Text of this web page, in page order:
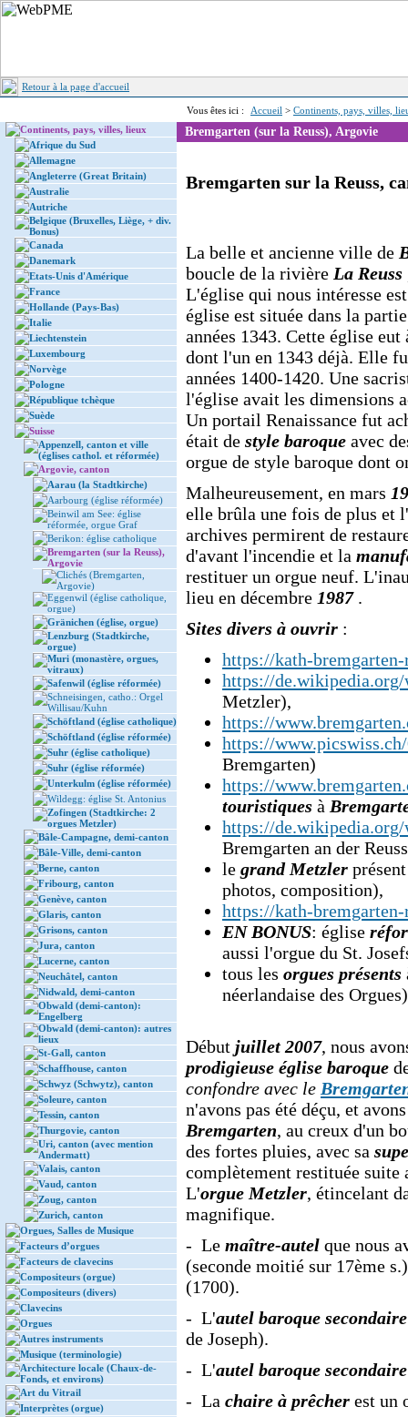
Retour à la page d'accueil
Vous êtes ici : Accueil > Continents, pays, villes,
Continents, pays, villes, lieux
Afrique du Sud
Allemagne
Angleterre (Great Britain)
Australie
Autriche
Belgique (Bruxelles, Liège, + div.
Bonus)
Canada
Danemark
Etats-Unis d'Amérique
France
Hollande (Pays-Bas)
Italie
Liechtenstein
Luxembourg
Norvège
Pologne
République tchèque
Suède
Suisse
Appenzell, canton et ville
(églises cathol. et réformée)
Argovie, canton
Aarau (la Stadtkirche)
Aarbourg (église réformée)
Beinwil am See: église
réformée, orgue Graf
Berikon: église catholique
Bremgarten (sur la Reuss),
Argovie
Clichés (Bremgarten,
Argovie)
Eggenwil (église catholique,
orgue)
Gränichen (église, orgue)
Lenzburg (Stadtkirche,
orgue)
Muri (monastère, orgues,
vitraux)
Safenwil (église réformée)
Schneisingen, catho.: Orgel
Willisau/Kuhn
Schöftland (église catholique)
Schöftland (église réformée)
Suhr (église catholique)
Suhr (église réformée)
Unterkulm (église réformée)
Wildegg: église St. Antonius
Zofingen (Stadtkirche: 2
orgues Metzler)
Bâle-Campagne, demi-canton
Bâle-Ville, demi-canton
Berne, canton
Fribourg, canton
Genève, canton
Glaris, canton
Grisons, canton
Jura, canton
Lucerne, canton
Neuchâtel, canton
Nidwald, demi-canton
Obwald (demi-canton):
Engelberg
Obwald (demi-canton): autres
lieux
St-Gall, canton
Schaffhouse, canton
Schwyz (Schwytz), canton
Soleure, canton
Tessin, canton
Thurgovie, canton
Uri, canton (avec mention
Andermatt)
Valais, canton
Vaud, canton
Zoug, canton
Zurich, canton
Orgues, Salles de Musique
Facteurs d’orgues
Facteurs de clavecins
Compositeurs (orgue)
Compositeurs (divers)
Clavecins
Orgues
Autres instruments
Musique (terminologie)
Architecture locale (Chaux-de-
Fonds, et environs)
Art du Vitrail
Interprètes (orgue)
Bremgarten (sur la Reuss), Argovie
Bremgarten sur la Reuss,
La belle et ancienne ville de
boucle de la rivière La Reuss
L'église qui nous intéresse
église est située dans la
années 1343. Cette église
dont l'un en 1343 déjà. Elle
années 1400-1420. Une
l'église avait les dimensions
Un portail Renaissance fut
était de style baroque avec
orgue de style baroque dont
Malheureusement, en mars
elle brûla une fois de plus et
archives permirent de
d'avant l'incendie et la
restituer un orgue neuf.
lieu en décembre 1987 .
Sites divers à ouvrir :
https://kath-bremgarten-
https://
Metzler),
https://
https://
Bremgarten)
https://
touristiques à
https://
Bremgarten an der
le grand Metzler
photos, composition),
https://kath-bremgarten-
EN BONUS: église
aussi l'orgue du St.
tous les orgues présents
néerlandaise des
Début juillet 2007, nous
prodigieuse église baroque
confondre avec le
n'avons pas été déçu, et
Bremgarten, au creux d'un
des fortes pluies, avec sa
complètement restituée suite
L'orgue Metzler, étincelant
magnifique.
- Le maître-autel que nous
(seconde moitié sur 17ème
(1700).
- L'autel baroque
de Joseph).
- L'autel baroque
- La chaire à prêcher est un